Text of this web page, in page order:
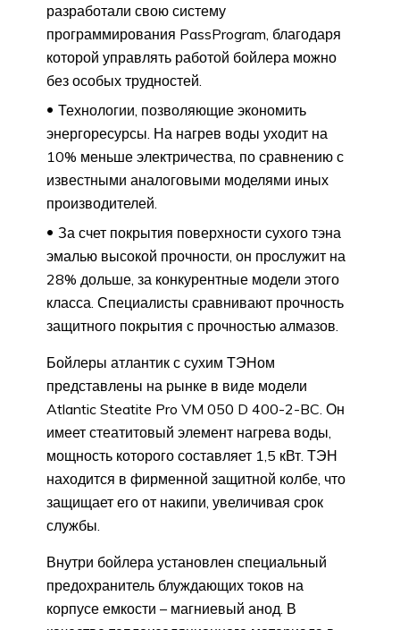
разработали свою систему
программирования PassProgram, благодаря
которой управлять работой бойлера можно
без особых трудностей.
Технологии, позволяющие экономить
энергоресурсы. На нагрев воды уходит на
10% меньше электричества, по сравнению с
известными аналоговыми моделями иных
производителей.
За счет покрытия поверхности сухого тэна
эмалью высокой прочности, он прослужит на
28% дольше, за конкурентные модели этого
класса. Специалисты сравнивают прочность
защитного покрытия с прочностью алмазов.
Бойлеры атлантик с сухим ТЭНом
представлены на рынке в виде модели
Atlantic Steatite Pro VM 050 D 400-2-BC. Он
имеет стеатитовый элемент нагрева воды,
мощность которого составляет 1,5 кВт. ТЭН
находится в фирменной защитной колбе, что
защищает его от накипи, увеличивая срок
службы.
Внутри бойлера установлен специальный
предохранитель блуждающих токов на
корпусе емкости – магниевый анод. В